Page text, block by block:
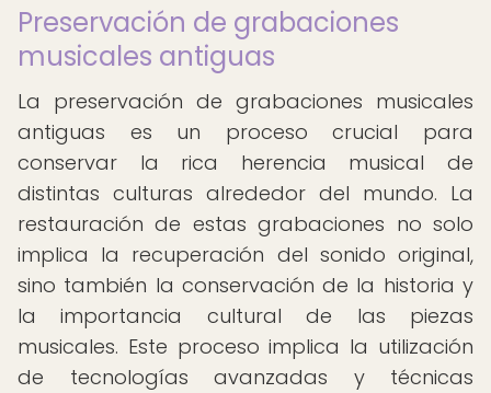
Preservación de grabaciones
musicales antiguas
La preservación de grabaciones musicales
antiguas es un proceso crucial para
conservar la rica herencia musical de
distintas culturas alrededor del mundo. La
restauración de estas grabaciones no solo
implica la recuperación del sonido original,
sino también la conservación de la historia y
la importancia cultural de las piezas
musicales. Este proceso implica la utilización
de tecnologías avanzadas y técnicas